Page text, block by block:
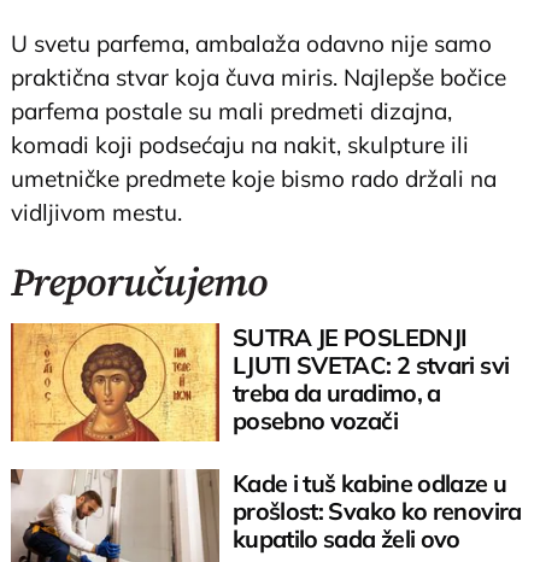
U svetu parfema, ambalaža odavno nije samo
praktična stvar koja čuva miris. Najlepše bočice
parfema postale su mali predmeti dizajna,
komadi koji podsećaju na nakit, skulpture ili
umetničke predmete koje bismo rado držali na
vidljivom mestu.
Preporučujemo
SUTRA JE POSLEDNJI
LJUTI SVETAC: 2 stvari svi
treba da uradimo, a
posebno vozači
Kade i tuš kabine odlaze u
prošlost: Svako ko renovira
kupatilo sada želi ovo